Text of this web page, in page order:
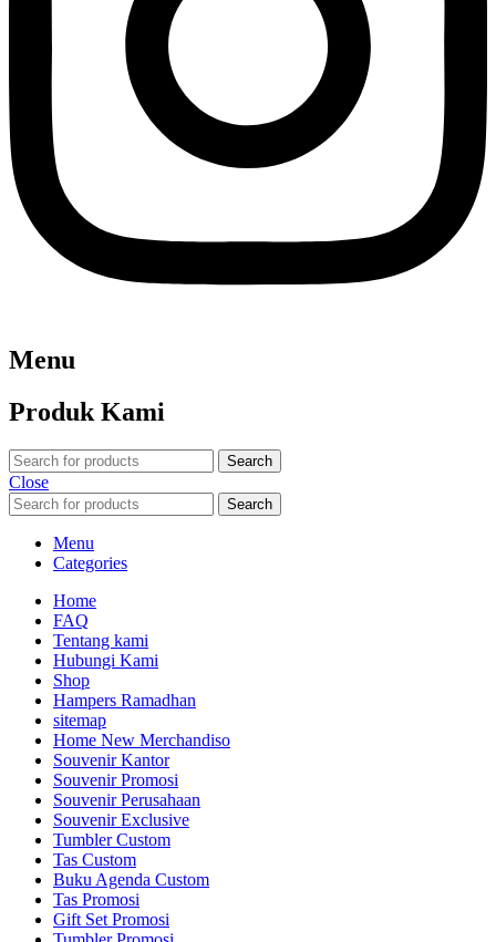
Menu
Produk Kami
Search
Close
Search
Menu
Categories
Home
FAQ
Tentang kami
Hubungi Kami
Shop
Hampers Ramadhan
sitemap
Home New Merchandiso
Souvenir Kantor
Souvenir Promosi
Souvenir Perusahaan
Souvenir Exclusive
Tumbler Custom
Tas Custom
Buku Agenda Custom
Tas Promosi
Gift Set Promosi